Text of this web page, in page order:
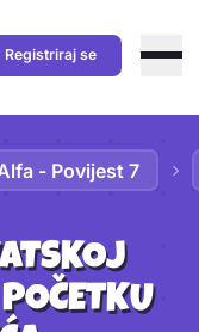
Registriraj se
- Povijest 7